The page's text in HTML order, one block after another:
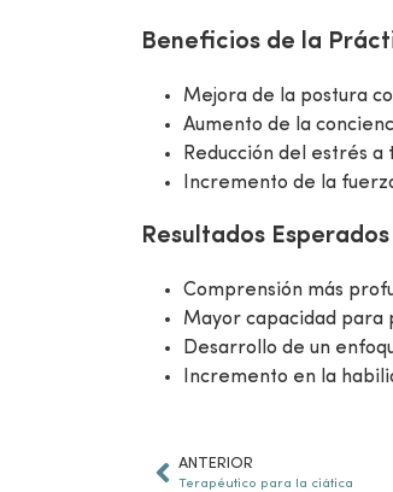
Beneficios de la
Mejora de la postura
Aumento de la
Reducción del estrés
Incremento de la
Resultados Esperados
Comprensión más
Mayor capacidad para
Desarrollo de un
Incremento en la
ANTERIOR
Terapéutico para la ciática